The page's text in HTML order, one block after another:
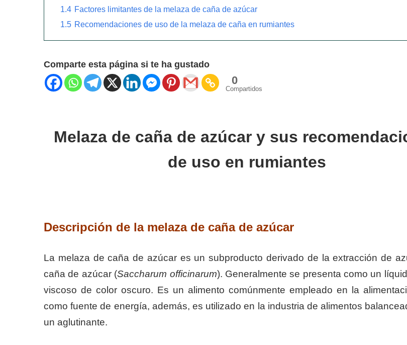
1.4 Factores limitantes de la melaza de caña de azúcar
1.5 Recomendaciones de uso de la melaza de caña en rumiantes
Comparte esta página si te ha gustado
0
Compartidos
Melaza de caña de azúcar y sus
de uso en rumiantes
Descripción de la melaza de caña de azúcar
La melaza de caña de azúcar es un subproducto derivado de la extracción de
caña de azúcar (Saccharum officinarum). Generalmente se presenta como un
viscoso de color oscuro. Es un alimento comúnmente empleado en la
como fuente de energía, además, es utilizado en la industria de alimentos
un aglutinante.